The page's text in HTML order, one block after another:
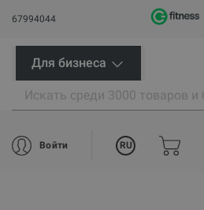
67994044
Для бизнеса
Войти RU